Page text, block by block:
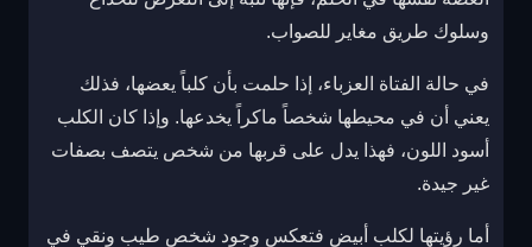
وسلوك طريق مغاير للصواب.
في حالة الفتاة العزباء، إذا حلمت بأن كلباً يعضها، فذلك
يعني أن في محيطها شخصاً ماكراً يخدعها. وإذا كان الكلب
أسود اللون، فهذا يدل على قربها من شخص يتصف بصفات
غير جيدة.
أما رؤيتها لكلب أبيض فتعكس وجود شخص طيب ونقي في